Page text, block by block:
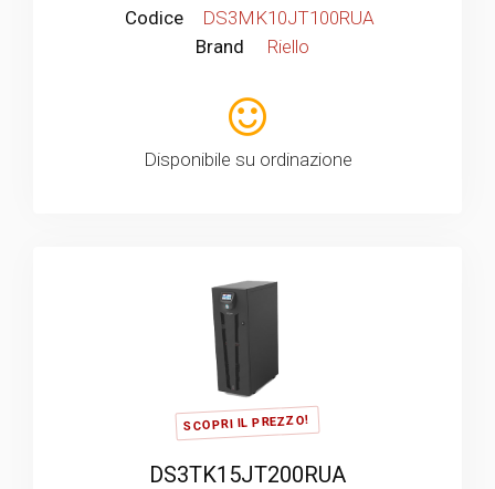
Codice
DS3MK10JT100RUA
Brand
Riello
Disponibile su ordinazione
SCOPRI IL PREZZO!
DS3TK15JT200RUA